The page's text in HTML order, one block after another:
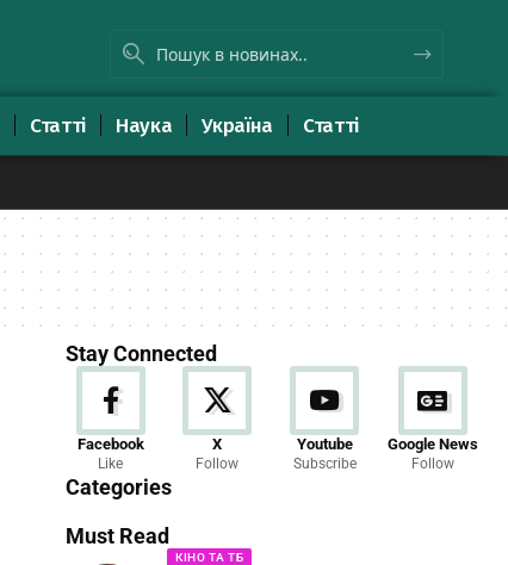
Статті Наука Україна Статті
Stay Connected
Facebook
Like
X
Follow
Youtube
Subscribe
Google News
Follow
Categories
Новини
23 Articles
Must Read
КІНО ТА ТБ